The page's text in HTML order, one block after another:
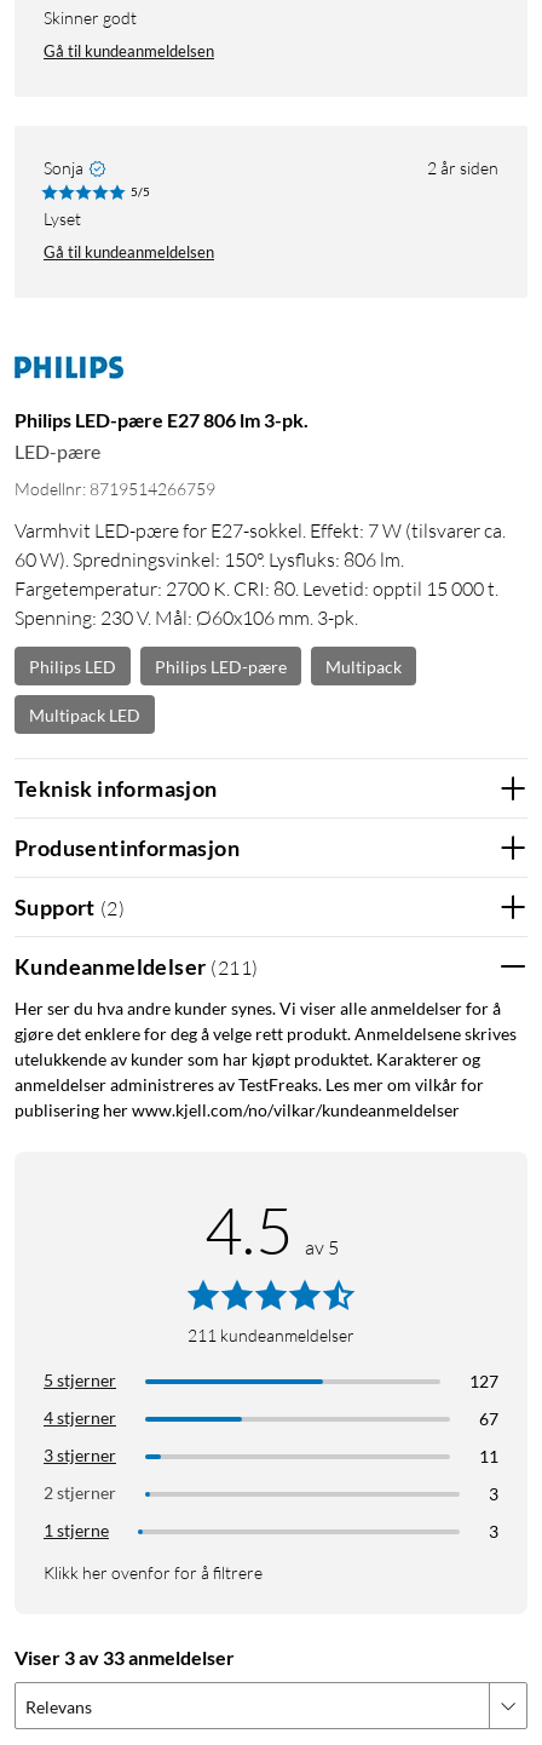
Skinner godt
Gå til kundeanmeldelsen
Sonja 2 år siden
5/5
Lyset
Gå til kundeanmeldelsen
Philips LED-pære E27 806 lm 3-pk.
LED-pære
Modellnr: 8719514266759
Varmhvit LED-pære for E27-sokkel. Effekt: 7 W (tilsvarer ca.
60 W). Spredningsvinkel: 150°. Lysfluks: 806 lm.
Fargetemperatur: 2700 K. CRI: 80. Levetid: opptil 15 000 t.
Spenning: 230 V. Mål: Ø60x106 mm. 3-pk.
Philips LED Philips LED-pære Multipack
Multipack LED
Teknisk informasjon
Produsentinformasjon
Support (2)
Kundeanmeldelser (211 )
Her ser du hva andre kunder synes. Vi viser alle anmeldelser for å
gjøre det enklere for deg å velge rett produkt. Anmeldelsene skrives
utelukkende av kunder som har kjøpt produktet. Karakterer og
anmeldelser administreres av TestFreaks. Les mer om vilkår for
publisering her www.kjell.com/no/vilkar/kundeanmeldelser
4.5 av 5
211 kundeanmeldelser
5 stjerner
127
4 stjerner
67
3 stjerner
11
2 stjerner
3
1 stjerne
3
Klikk her ovenfor for å filtrere
Viser 3 av 33 anmeldelser
Relevans